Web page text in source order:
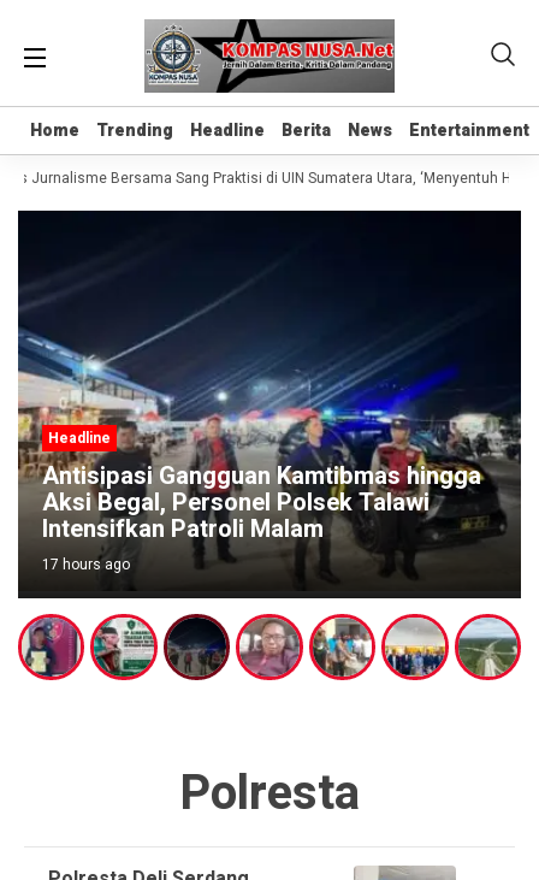
Home Trending Headline Berita News Entertainment
Home Trending Headline Berita News Entertainment
Jurnalisme Bersama Sang Praktisi di UIN Sumatera Utara, ‘Menyentuh Hati
Headline
Antisipasi Gangguan Kamtibmas hingga
Aksi Begal, Personel Polsek Talawi
Intensifkan Patroli Malam
17 hours ago
Polresta